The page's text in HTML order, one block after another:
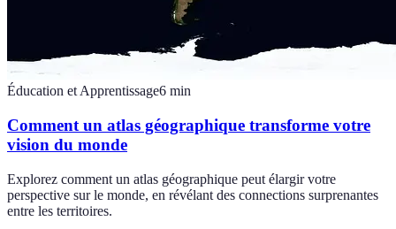
Éducation et Apprentissage6 min
Comment un atlas géographique transforme votre
vision du monde
Explorez comment un atlas géographique peut élargir votre
perspective sur le monde, en révélant des connections surprenantes
entre les territoires.